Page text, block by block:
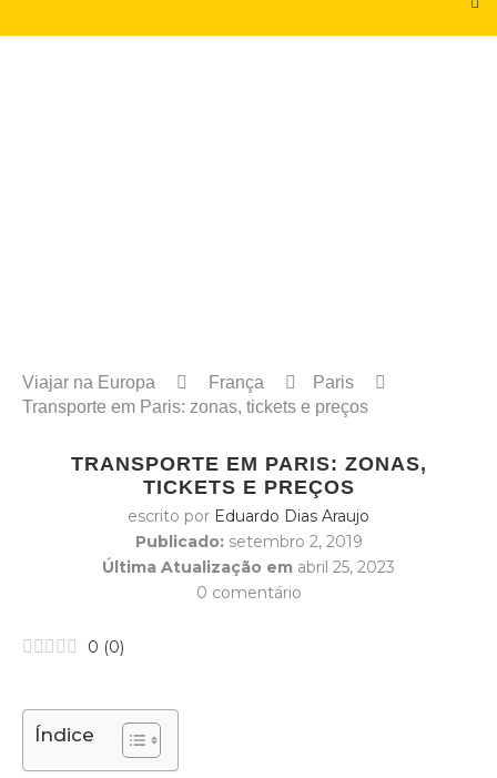
Viajar na Europa França
Paris
Transporte em Paris: zonas, tickets e preços
TRANSPORTE EM PARIS: ZONAS,
TICKETS E PREÇOS
escrito por Eduardo Dias Araujo
Publicado: setembro 2, 2019
Última Atualização em abril 25, 2023
0 comentário
0 (0)
Índice